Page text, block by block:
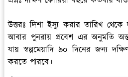
উত্তরঃ দিশা ইস্যু করার তারিখ
আবার পুনরায় প্রবেশ এর অনুমতি
যায় স্বল্পমেয়াদি ৯০ দিনের জন্য
করতে পারবে।